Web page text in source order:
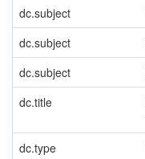
dc.subject
dc.subject
dc.subject
dc.title
dc.type